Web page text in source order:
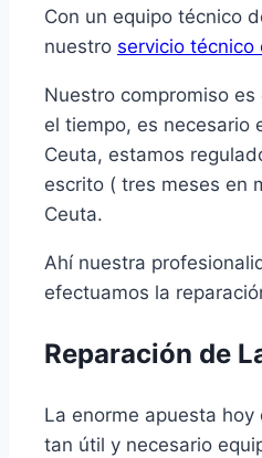
Con un equipo técnico
nuestro servicio técnico
Nuestro compromiso
el tiempo, es necesario
Ceuta, estamos
escrito ( tres meses en
Ceuta.
Ahí nuestra
efectuamos la
Reparación de
La enorme apuesta
tan útil y necesario